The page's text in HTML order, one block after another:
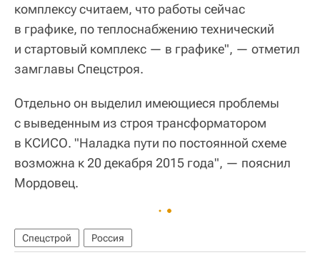
комплексу считаем, что работы сейчас
в графике, по теплоснабжению технический
и стартовый комплекс — в графике", — отметил
замглавы Спецстроя.
Отдельно он выделил имеющиеся проблемы
с выведенным из строя трансформатором
в КСИСО. "Наладка пути по постоянной схеме
возможна к 20 декабря 2015 года", — пояснил
Мордовец.
Спецстрой Россия